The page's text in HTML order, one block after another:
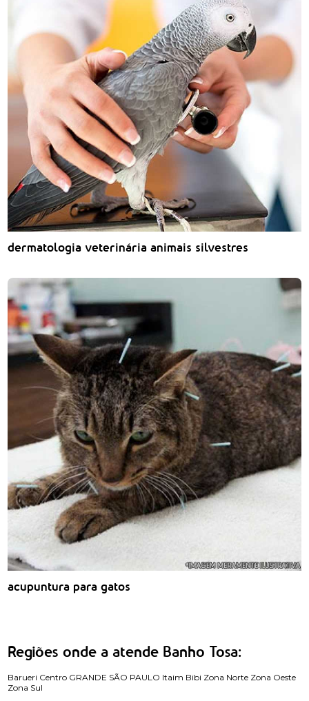
dermatologia veterinária animais silvestres
acupuntura para gatos
Regiões onde a atende Banho Tosa:
Barueri Centro GRANDE SÃO PAULO Itaim Bibi Zona Norte Zona Oeste
Zona Sul